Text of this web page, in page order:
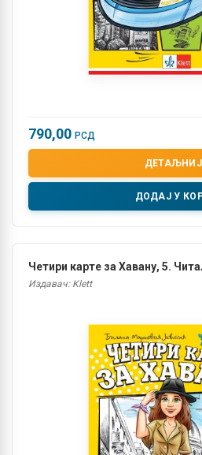
790,00 РСД
ДОДАЈ У
Четири карте за Хавану, 5.
Издавач: Klett